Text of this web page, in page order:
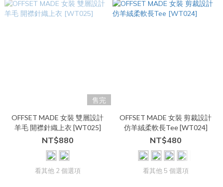
售完
OFFSET MADE 女裝 雙層設計
羊毛 開襟針織上衣 [WT025]
NT$880
看其他 2 個選項
OFFSET MADE 女裝 剪裁設計
仿羊絨柔軟長Tee [WT024]
NT$480
看其他 5 個選項